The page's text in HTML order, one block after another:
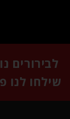
לבירורים
שילחו לנו